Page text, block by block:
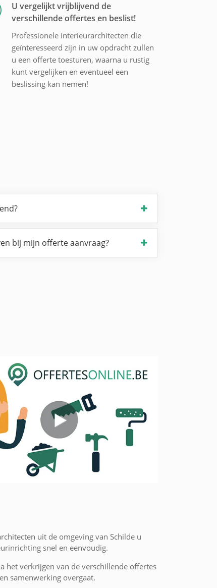
U vergelijkt vrijblijvend de
verschillende offertes en beslist!
Professionele interieurarchitecten die
geïnteresseerd zijn in uw opdracht zullen
u een offerte toesturen, waarna u rustig
kunt vergelijken en eventueel een
beslissing kan nemen!
bij mijn offerte aanvraag?
uit de omgeving van Schilde u
snel en eenvoudig.
het verkrijgen van de verschillende offertes
samenwerking overgaat.